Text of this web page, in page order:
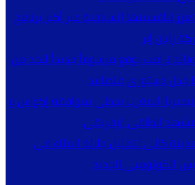
تنافسيتها السياحية عبر أكبر برنامج
رايان إير
ترامب يوقع مرسوماً جديداً للحد من
جدل دستوري متصاعد
المغرب يحظى بموافقة إكواس و
الطاقي الإفريقي
كالي لتمثيل جلالة الملك في
الكولومبي الجديد